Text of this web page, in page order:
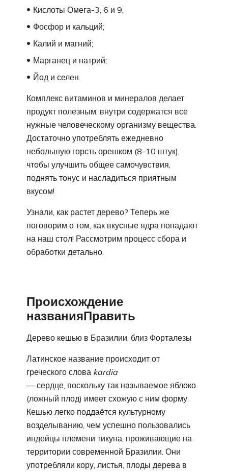
Кислоты Омега-3, 6 и 9;
Фосфор и кальций;
Калий и магний;
Марганец и натрий;
Йод и селен.
Комплекс витаминов и минералов делает
продукт полезным, внутри содержатся все
нужные человеческому организму вещества.
Достаточно употреблять ежедневно
небольшую горсть орешком (8-10 штук),
чтобы улучшить общее самочувствия,
поднять тонус и насладиться приятным
вкусом!
Узнали, как растет дерево? Теперь же
поговорим о том, как вкусные ядра попадают
на наш стол! Рассмотрим процесс сбора и
обработки детально.
Происхождение
названияПравить
Дерево кешью в Бразилии, близ Форталезы
Латинское название происходит от
греческого слова kardia
— сердце, поскольку так называемое яблоко
(ложный плод) имеет схожую с ним форму.
Кешью легко поддаётся культурному
возделыванию, чем успешно пользовались
индейцы племени тикуна, проживающие на
территории современной Бразилии. Они
употребляли кору, листья, плоды дерева в